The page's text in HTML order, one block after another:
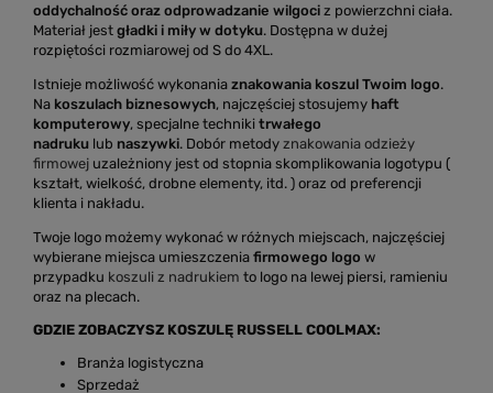
oddychalność oraz odprowadzanie wilgoci z powierzchni ciała.
Materiał jest gładki i miły w dotyku. Dostępna w dużej
rozpiętości rozmiarowej od S do 4XL.
Istnieje możliwość wykonania znakowania koszul Twoim logo.
Na koszulach biznesowych, najczęściej stosujemy haft
komputerowy, specjalne techniki trwałego
nadruku lub naszywki. Dobór metody znakowania odzieży
firmowej uzależniony jest od stopnia skomplikowania logotypu (
kształt, wielkość, drobne elementy, itd. ) oraz od preferencji
klienta i nakładu.
Twoje logo możemy wykonać w różnych miejscach, najczęściej
wybierane miejsca umieszczenia firmowego logo w
przypadku koszuli z nadrukiem to logo na lewej piersi, ramieniu
oraz na plecach.
GDZIE ZOBACZYSZ KOSZULĘ RUSSELL COOLMAX:
Branża logistyczna
Sprzedaż